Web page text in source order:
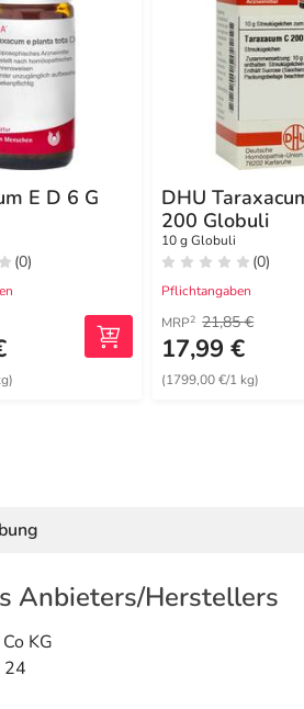
E D 6 G
(0)
DHU
200 Globuli
10 g Globuli
(0)
Pflichtangaben
MRP2 21,85 €
17,99 €
(1799,00 €/1 kg)
Anbieters/Herstellers
KG
24